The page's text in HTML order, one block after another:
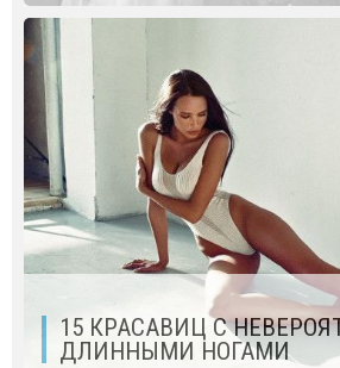
15 КРАСАВИЦ С
ДЛИННЫМИ НОГАМИ